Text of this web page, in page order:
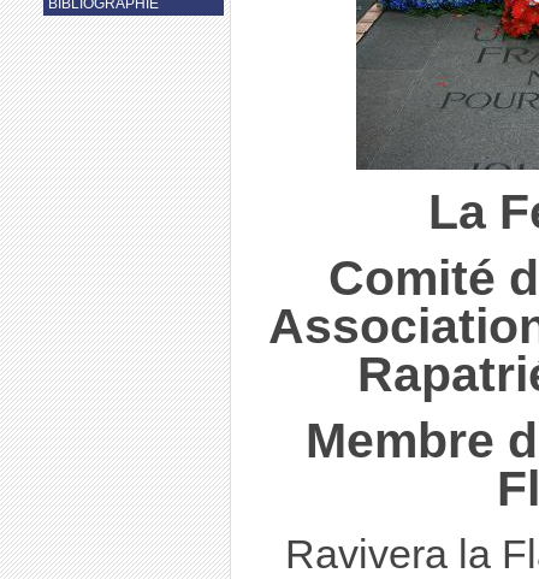
La
Comité
Membre
Ravivera la
BIBLIOGRAPHIE